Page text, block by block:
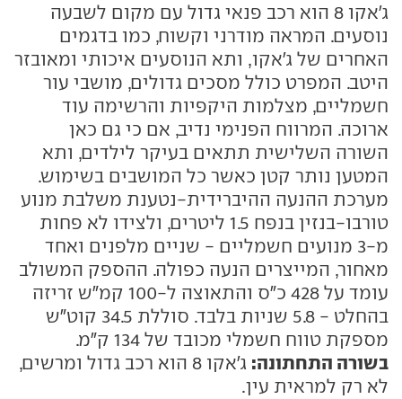
ג'אקו 8 הוא רכב פנאי גדול עם מקום לשבעה
נוסעים. המראה מודרני וקשוח, כמו בדגמים
האחרים של ג'אקו, ותא הנוסעים איכותי ומאובזר
היטב. המפרט כולל מסכים גדולים, מושבי עור
חשמליים, מצלמות היקפיות והרשימה עוד
ארוכה. המרווח הפנימי נדיב, אם כי גם כאן
השורה השלישית תתאים בעיקר לילדים, ותא
המטען נותר קטן כאשר כל המושבים בשימוש.
מערכת ההנעה ההיברידית-נטענת משלבת מנוע
טורבו-בנזין בנפח 1.5 ליטרים, ולצידו לא פחות
מ-3 מנועים חשמליים - שניים מלפנים ואחד
מאחור, המייצרים הנעה כפולה. ההספק המשולב
עומד על 428 כ"ס והתאוצה ל-100 קמ"ש זריזה
בהחלט - 5.8 שניות בלבד. סוללת 34.5 קוט"ש
מספקת טווח חשמלי מכובד של 134 ק"מ.
בשורה התחתונה:
ג'אקו 8 הוא רכב גדול ומרשים,
לא רק למראית עין.